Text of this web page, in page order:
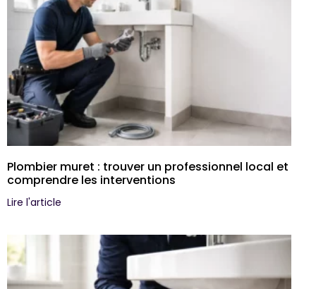
Plombier muret : trouver un professionnel local et
comprendre les interventions
Lire l'article